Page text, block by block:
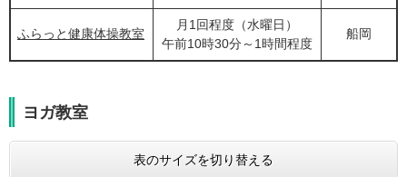
ふらっと健康体操教室
月1回程度（水曜日）
午前10時30分～1時間程度
船岡
ヨガ教室
表のサイズを切り替える